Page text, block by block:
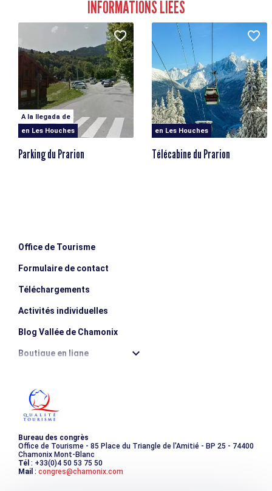
Elevación negativa 897m
INFORMATIONS LIÉES
A la llegada de
en Les Houches
Parking du Prarion
en Les Houches
Télécabine du Prarion
Office de Tourisme
Formulaire de contact
Téléchargements
Activités individuelles
Blog Vallée de Chamonix
Boutique en ligne
Les incontournables
Photothèque
Bureau des congrès
Office de Tourisme - 85 Place du Triangle de l'Amitié - BP 25 - 74400
Chamonix Mont-Blanc
Tél : +33(0)4 50 53 75 50
Mail : congres@chamonix.com